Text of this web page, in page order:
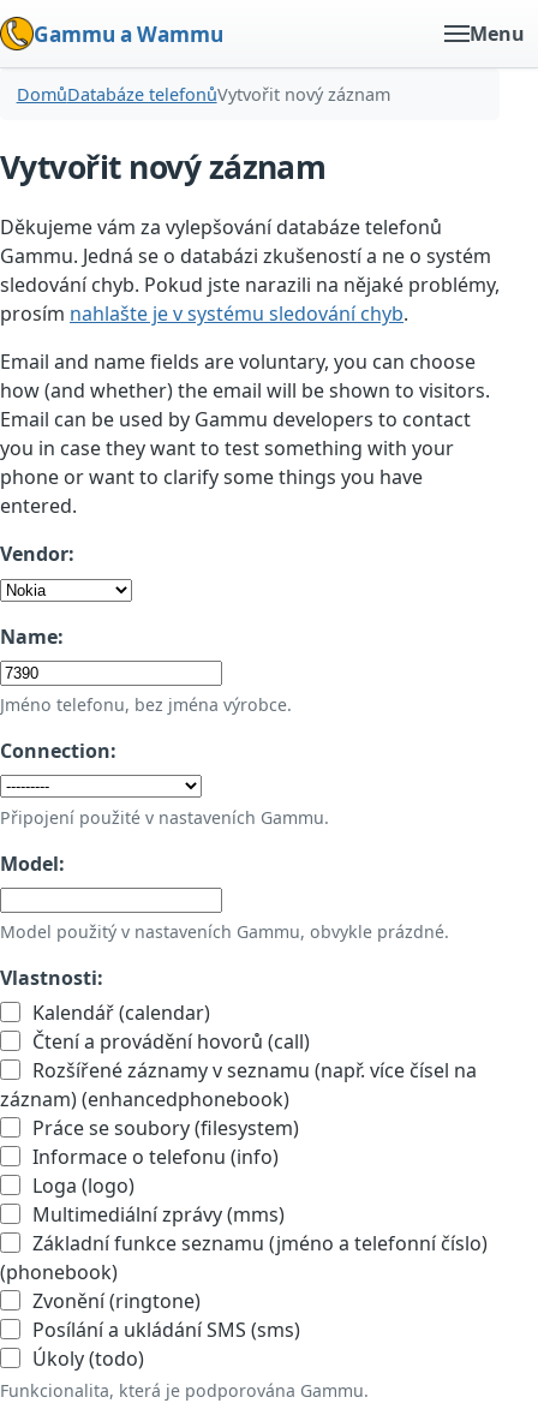
Gammu a Wammu Menu
DomůDatabáze telefonůVytvořit nový záznam
Vytvořit nový záznam
Děkujeme vám za vylepšování databáze telefonů
Gammu. Jedná se o databázi zkušeností a ne o systém
sledování chyb. Pokud jste narazili na nějaké problémy,
prosím nahlašte je v systému sledování chyb.
Email and name fields are voluntary, you can choose
how (and whether) the email will be shown to visitors.
Email can be used by Gammu developers to contact
you in case they want to test something with your
phone or want to clarify some things you have
entered.
Vendor:
Name:
Jméno telefonu, bez jména výrobce.
Connection:
Připojení použité v nastaveních Gammu.
Model:
Model použitý v nastaveních Gammu, obvykle prázdné.
Vlastnosti:
Kalendář (calendar)
Čtení a provádění hovorů (call)
Rozšířené záznamy v seznamu (např. více čísel na
záznam) (enhancedphonebook)
Práce se soubory (filesystem)
Informace o telefonu (info)
Loga (logo)
Multimediální zprávy (mms)
Základní funkce seznamu (jméno a telefonní číslo)
(phonebook)
Zvonění (ringtone)
Posílání a ukládání SMS (sms)
Úkoly (todo)
Funkcionalita, která je podporována Gammu.